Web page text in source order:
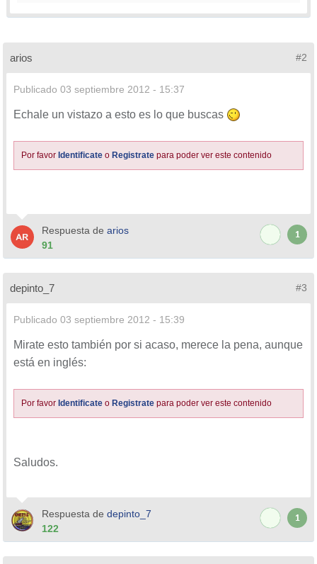
arios #2
Publicado 03 septiembre 2012 - 15:37
Echale un vistazo a esto es lo que buscas
Por favor Identificate o Registrate para poder ver este contenido
Respuesta de arios
91
1
depinto_7 #3
Publicado 03 septiembre 2012 - 15:39
Mirate esto también por si acaso, merece la pena, aunque
está en inglés:
Por favor Identificate o Registrate para poder ver este contenido
Saludos.
Respuesta de depinto_7
122
1